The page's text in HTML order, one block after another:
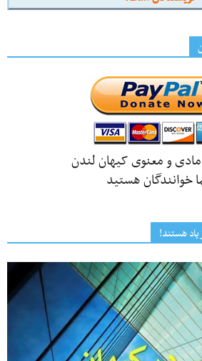
مادی و معنوی کیهان لندن
خوانندگان هستید
هستند!